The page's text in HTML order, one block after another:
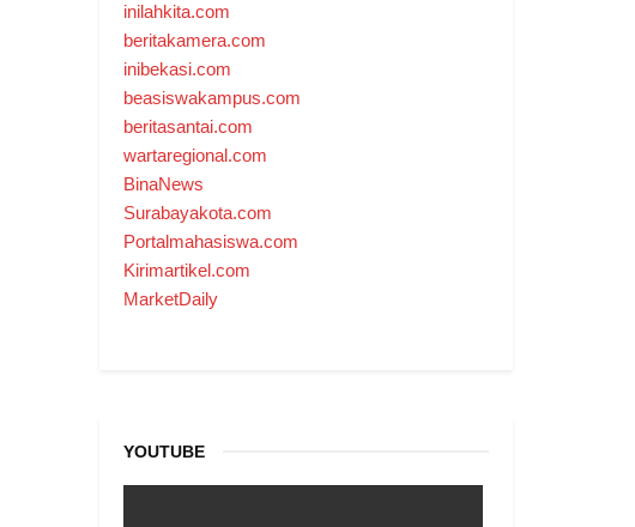
inilahkita.com
beritakamera.com
inibekasi.com
beasiswakampus.com
beritasantai.com
wartaregional.com
BinaNews
Surabayakota.com
Portalmahasiswa.com
Kirimartikel.com
MarketDaily
YOUTUBE